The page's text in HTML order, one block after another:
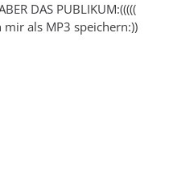
DAS PUBLIKUM:(((((
als MP3 speichern:))